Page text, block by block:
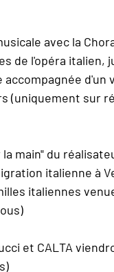
avec la
de l'opéra italien,
d'un
(uniquement sur
main" du
italienne à
italiennes
et CALTA